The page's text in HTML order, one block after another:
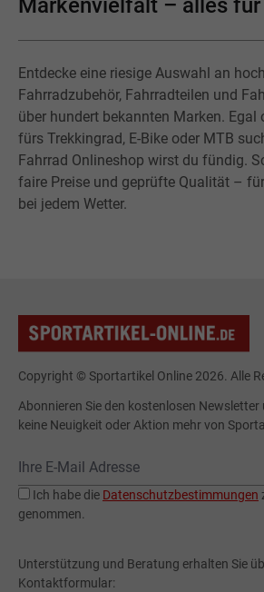
Markenvielfalt – alles
Entdecke eine riesige Auswahl an
Fahrradzubehör, Fahrradteilen und
über hundert bekannten Marken. Egal
fürs Trekkingrad, E-Bike oder MTB
Fahrrad Onlineshop wirst du fündig.
faire Preise und geprüfte Qualität –
bei jedem Wetter.
Copyright © Sportartikel Online 2026. Alle
Abonnieren Sie den kostenlosen Newsletter
keine Neuigkeit oder Aktion mehr von
Ich habe die Datenschutzbestimmungen
genommen.
Unterstützung und Beratung erhalten Sie
Kontaktformular: